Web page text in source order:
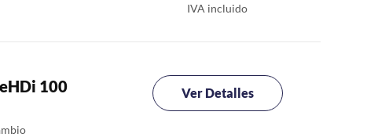
IVA incluido
100 Ver Detalles